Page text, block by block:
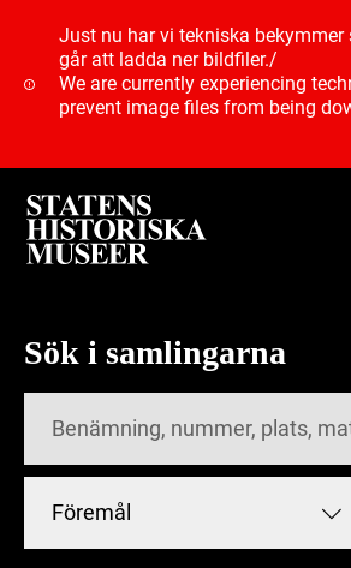
Just nu har vi tekniska
går att ladda ner bildfiler./
We are currently experiencing
prevent image files from being
Sök i samlingarna
Föremål